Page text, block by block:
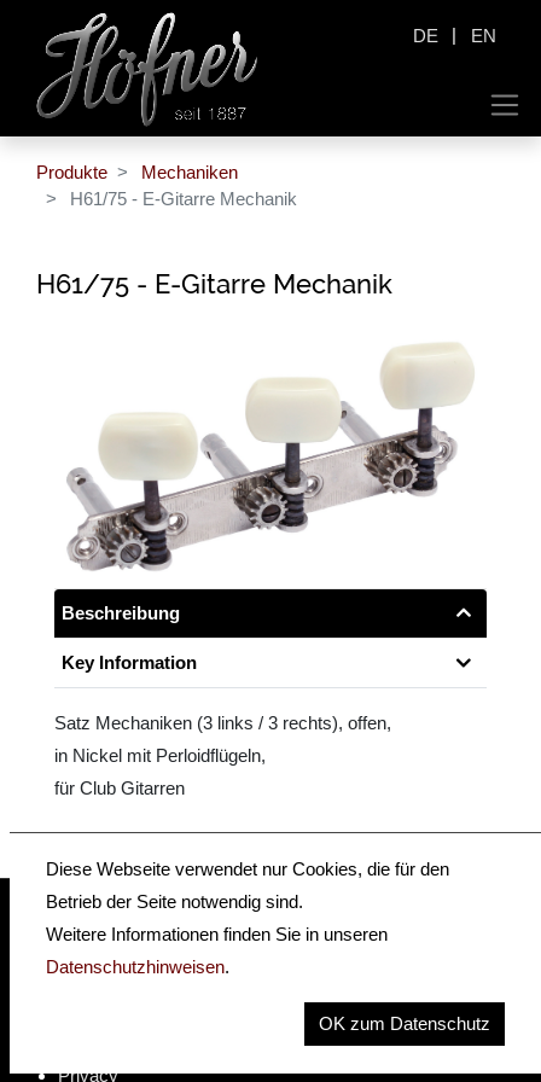
DE | EN
Produkte
Mechaniken
H61/75 - E-Gitarre Mechanik
H61/75 - E-Gitarre Mechanik
Beschreibung
Key Information
Satz Mechaniken (3 links / 3 rechts), offen,
in Nickel mit Perloidflügeln,
für Club Gitarren
insidehofnerguitars
Privacy
Diese Webseite verwendet nur Cookies, die für den
Betrieb der Seite notwendig sind.
Weitere Informationen finden Sie in unseren
Datenschutzhinweisen.
OK zum Datenschutz